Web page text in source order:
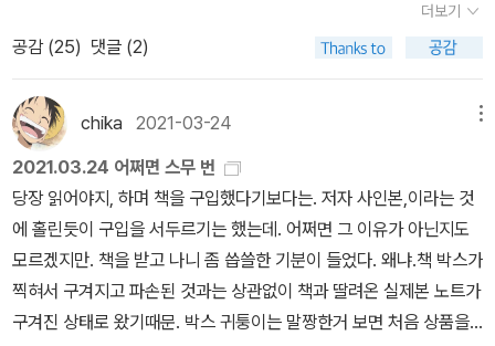
서 메타 물질(자연에 없는, 인공적으로 설계해 만든 물질)에 대한 활
발한 연구가 이루어지고 있다. 메타 물질에서 나타나는 새로운 과학
현상뿐 아니라 이를 다양한 분야에 응용할 수 있는 무궁한 가능성이
과학자들의 흥미를 끌고 있는 것이다. 물질의 구성 단위를 인위적으
로 설계해 배치한다면 굴절률을 마음대로 조절해 빛을 통제할 새로운
가능성을 얻을 수 있다. 메타 물질이 적용될 분야 중 하나로 투명 망토
기술이 있다. 물체를 지각할 수 있는 것은 주변의 조명광이나 태양빛
이 물체의 표면에서 반사된 후 우리 눈에 들어오기 때문이다. 그런데
물체의 주변 공간에 적절한 굴절률 분포를 나타내는 메타 물질을 설
계해 배치하면 이 공간을 지나는 빛은 물체에 닿지 않고 주변을 에돌
아 지난 후에 원래의 방향을 따라 진행하기 때문에 외부에서는 물체
펼치는 마법을 2부에서 풀어 놓는다.3부. 과학과 빛태양에서 출발한
빛은 지구에만 도달하는 것이 아니다. 태양에서 가장 가까운 행성인
수성에도 그리고 지구보다 멀리 떨어져 있는 화성에도 그리고 목성의
둘레를 돌고 있는 또 다른 달에도 간다. 그리고 그 행성들의 환경에 맞
춰 빛은 또 다른 마법을 펼쳐 놓는다. 놀라운 건, 인간이 지구에서만
일어나는 일에만 관심 있는 게 아니다. 그 행성들에서는 또 모슨 일이
일어나는지 그 많은 돈을 들여 위성을 보내 기어이 그 비밀을 파헤치
고 만다.4부. 빛으로 바라본 세상4부는 빛의 이야기라기보다는 마지
막 이야기답게 저자의 철학이 담겨 있다. 기후위기, 그리고 지구에서
벌어지는 자연 현상들, 컬링 경기에 숨겨진 물리학 이야기, 그러니 4
부 제목이 빛으로 바라본 세상인 이유다. 요즘은 한국에서도 외국 도
유럽에서 극찬을 받았던 책이다. 독일 내 유대인 집단수용과 살해는
2차 세계대전 동안 일어난 학살의 일부분에 불과하다. 독일의 동쪽,
소련의 서쪽에 위치한'블러드랜드'에서 발생한 학살은 소련과 독일이
라는 양대제국주의가 번갈아가며 자행한 참극이었다. 전쟁의 승자가
써내린(주로 영국, 미국, 프랑스를 통해 기록된) 역사만 배운 우리에
게 전혀 새로운 관점을 전해주는 책이다.진즉에 장바구니에 넣어둔
책인데 읽을 수 있을 때 꺼내려고 두고 있다. 그날이 언제가 될지는 아
무도 모를듯.마지막 산책. 10년간 돌보던 치매 노모를 죽인 아들의 이
야기. 실화를 바탕으로 쓰여졌다는데. 벌써부터 마음이아픈.페테르부
르크, 막이 오른다. 러시아 제국의 수도를 배경으로 흘러간 역사 속의
인물들과 사건들이 도시를 가득 메운 극장들과 결합된다. 쉽게 잘 읽
더보기
공감 (25) 댓글 (2)
chika 2021-03-24
2021.03.24 어쩌면 스무 번
당장 읽어야지, 하며 책을 구입했다기보다는. 저자 사인본,이라는 것
에 홀린듯이 구입을 서두르기는 했는데. 어쩌면 그 이유가 아닌지도
모르겠지만. 책을 받고 나니 좀 씁쓸한 기분이 들었다. 왜냐.책 박스가
찍혀서 구겨지고 파손된 것과는 상관없이 책과 딸려온 실제본 노트가
구겨진 상태로 왔기때문. 박스 귀퉁이는 말짱한거 보면 처음 상품을